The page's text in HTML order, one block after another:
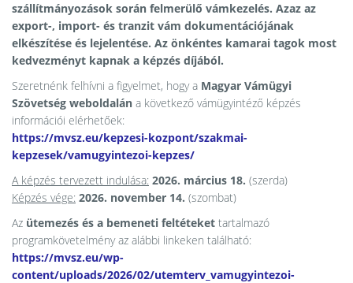
szállítmányozások során felmerülő vámkezelés. Azaz az
export-, import- és tranzit vám dokumentációjának
elkészítése és lejelentése. Az önkéntes kamarai tagok most
kedvezményt kapnak a képzés díjából.
Szeretnénk felhívni a figyelmet, hogy a Magyar Vámügyi
Szövetség weboldalán a következő vámügyintéző képzés
információi elérhetőek:
https://mvsz.eu/kepzesi-kozpont/szakmai-
kepzesek/vamugyintezoi-kepzes/
A képzés tervezett indulása: 2026. március 18. (szerda)
Képzés vége: 2026. november 14. (szombat)
Az ütemezés és a bemeneti feltéteket tartalmazó
programkövetelmény az alábbi linkeken található:
https://mvsz.eu/wp-
content/uploads/2026/02/utemterv_vamugyintezoi-